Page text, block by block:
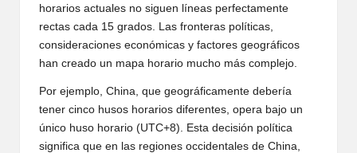
horarios actuales no siguen líneas perfectamente
rectas cada 15 grados. Las fronteras políticas,
consideraciones económicas y factores geográficos
han creado un mapa horario mucho más complejo.
Por ejemplo, China, que geográficamente debería
tener cinco husos horarios diferentes, opera bajo un
único huso horario (UTC+8). Esta decisión política
significa que en las regiones occidentales de China,